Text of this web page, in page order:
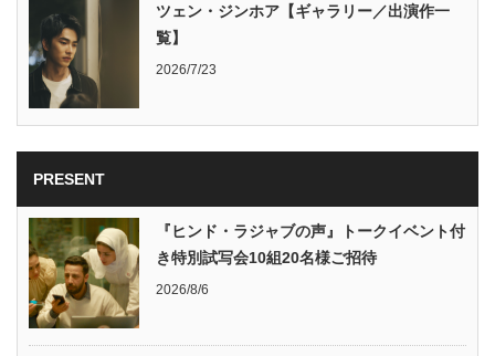
ツェン・ジンホア【ギャラリー／出演作一
覧】
2026/7/23
PRESENT
『ヒンド・ラジャブの声』トークイベント付
き特別試写会10組20名様ご招待
2026/8/6